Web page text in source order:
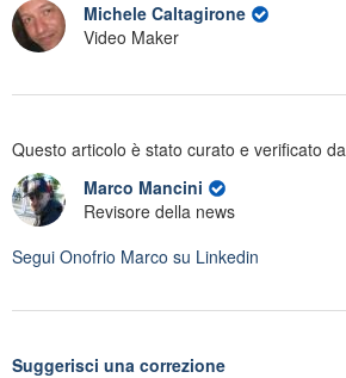
Michele Caltagirone
Video Maker
Questo articolo è stato curato e verificato da
Marco Mancini
Revisore della news
Segui Onofrio Marco su Linkedin
Suggerisci una correzione